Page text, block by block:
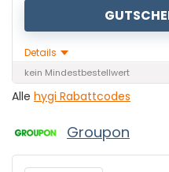
Details
kein Mindestbestellwert
Alle hygi Rabattcodes
Groupon